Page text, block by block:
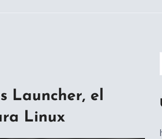
Launcher, el
Linux